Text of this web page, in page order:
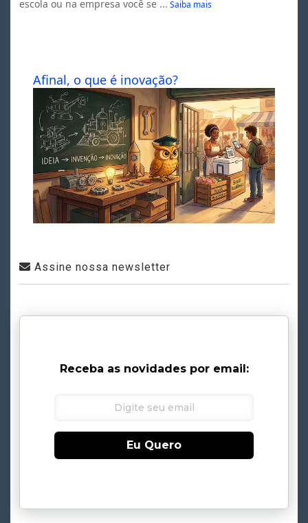
escola ou na empresa você se ... Saiba mais
Afinal, o que é inovação?
Assine nossa newsletter
Receba as novidades por email:
Eu Quero